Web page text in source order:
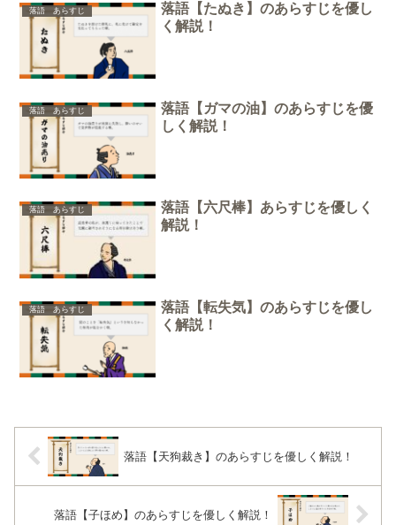
落語 あらすじ
落語【たぬき】のあらすじを優し
く解説！
落語 あらすじ
落語【ガマの油】のあらすじを優
しく解説！
落語 あらすじ
落語【六尺棒】あらすじを優しく
解説！
落語 あらすじ
落語【転失気】のあらすじを優し
く解説！
落語【天狗裁き】のあらすじを優しく解説！
落語【子ほめ】のあらすじを優しく解説！